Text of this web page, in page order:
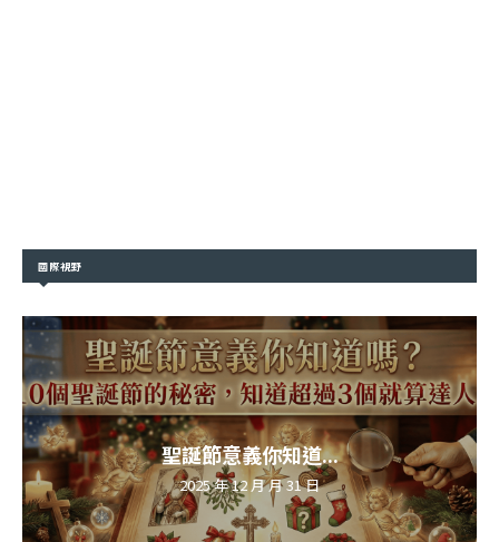
國際視野
聖誕節意義你知道...
2025 年 12 月 月 31 日